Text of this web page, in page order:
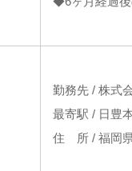
勤務先 / 株式
最寄駅 / 日
住 所 / 福岡